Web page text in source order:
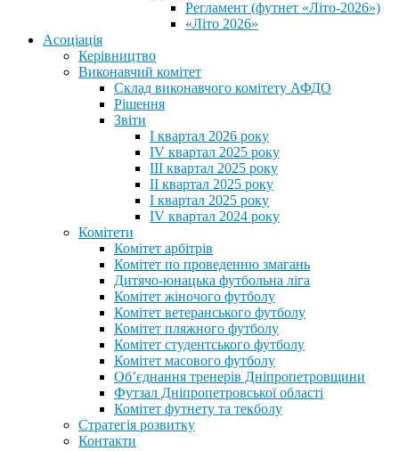
Регламент (футнет «Літо-2026»)
«Літо 2026»
Асоціація
Керівництво
Виконавчий комітет
Склад виконавчого комітету АФДО
Рішення
Звіти
I квартал 2026 року
IV квартал 2025 року
III квартал 2025 року
II квартал 2025 року
I квартал 2025 року
IV квартал 2024 року
Комітети
Комітет арбітрів
Комітет по проведенню змагань
Дитячо-юнацька футбольна ліга
Комітет жіночого футболу
Комітет ветеранського футболу
Комітет пляжного футболу
Комітет студентського футболу
Комітет масового футболу
Обʼєднання тренерів Дніпропетровщини
Футзал Дніпропетровської області
Комітет футнету та текболу
Стратегія розвитку
Контакти